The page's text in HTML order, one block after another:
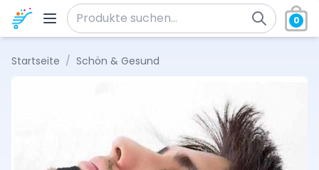
Zum Inhalt springen
Suche nach:
0
Startseite / Schön & Gesund